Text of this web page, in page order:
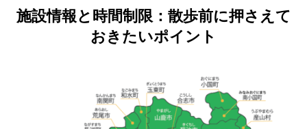
施設情報と時間制限：散歩前に押さえて
おきたいポイント